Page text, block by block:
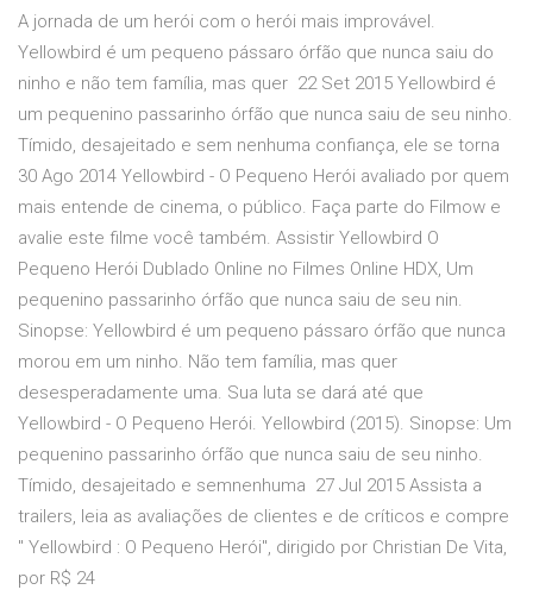
A jornada de um herói com o herói mais improvável.
Yellowbird é um pequeno pássaro órfão que nunca saiu do
ninho e não tem família, mas quer 22 Set 2015 Yellowbird é
um pequenino passarinho órfão que nunca saiu de seu ninho.
Tímido, desajeitado e sem nenhuma confiança, ele se torna
30 Ago 2014 Yellowbird - O Pequeno Herói avaliado por quem
mais entende de cinema, o público. Faça parte do Filmow e
avalie este filme você também. Assistir Yellowbird O
Pequeno Herói Dublado Online no Filmes Online HDX, Um
pequenino passarinho órfão que nunca saiu de seu nin.
Sinopse: Yellowbird é um pequeno pássaro órfão que nunca
morou em um ninho. Não tem família, mas quer
desesperadamente uma. Sua luta se dará até que
Yellowbird - O Pequeno Herói. Yellowbird (2015). Sinopse: Um
pequenino passarinho órfão que nunca saiu de seu ninho.
Tímido, desajeitado e semnenhuma 27 Jul 2015 Assista a
trailers, leia as avaliações de clientes e de críticos e compre
" Yellowbird : O Pequeno Herói", dirigido por Christian De Vita,
por R$ 24